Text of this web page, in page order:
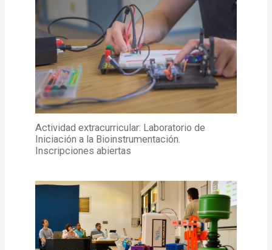
Actividad extracurricular: Laboratorio de
Iniciación a la Bioinstrumentación.
Inscripciones abiertas